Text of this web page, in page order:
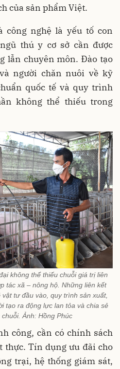
của sản phẩm Việt.
nghệ là yếu tố con
thú y cơ sở cần được
lẫn chuyên môn. Đào tạo
người chăn nuôi về kỹ
quốc tế và quy trình
không thể thiếu trong
không thể thiếu chuỗi giá trị liên
tác xã – nông hộ. Những liên kết
tư đầu vào, quy trình sản xuất,
tạo ra động lực lan tỏa và chia sẻ
Ảnh: Hồng Phúc
công, cần có chính sách
thực. Tín dụng ưu đãi cho
trại, hệ thống giám sát,